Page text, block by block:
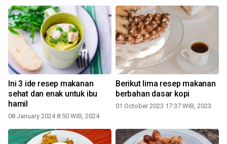
Ini 3 ide resep makanan
sehat dan enak untuk ibu
hamil
08 January 2024 8:50 WIB, 2024
Berikut lima resep makanan
berbahan dasar kopi
01 October 2023 17:37 WIB, 2023